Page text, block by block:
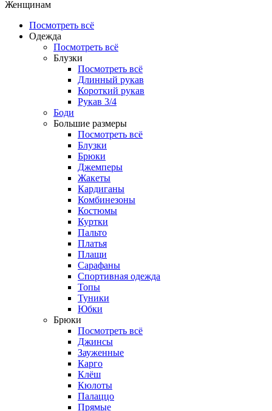
Женщинам
Посмотреть всё
Одежда
Посмотреть всё
Блузки
Посмотреть всё
Длинный рукав
Короткий рукав
Рукав 3/4
Боди
Большие размеры
Посмотреть всё
Блузки
Брюки
Джемперы
Жакеты
Кардиганы
Комбинезоны
Костюмы
Куртки
Пальто
Платья
Плащи
Сарафаны
Спортивная одежда
Топы
Туники
Юбки
Брюки
Посмотреть всё
Джинсы
Зауженные
Карго
Клёш
Кюлоты
Палаццо
Прямые